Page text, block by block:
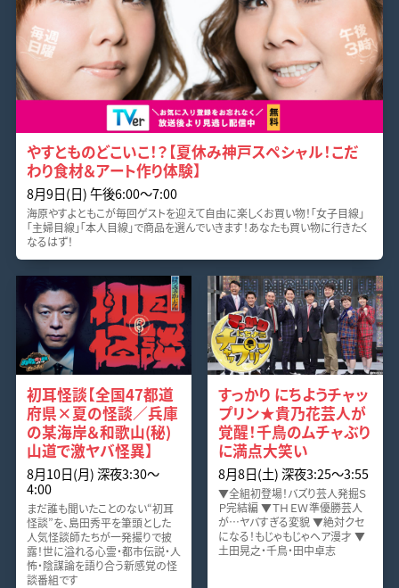
やすとものどこいこ！？【夏休み神戸スペシャル！こだ
わり食材＆アート作り体験】
8月9日(日) 午後6:00〜7:00
海原やすよともこが毎回ゲストを迎えて自由に楽しくお買い物！「女子目線」
「主婦目線」「本人目線」で商品を選んでいきます！あなたも買い物に行きたく
なるはず！
初耳怪談【全国47都道
府県×夏の怪談／兵庫
の某海岸＆和歌山(秘)
山道で激ヤバ怪異】
8月10日(月) 深夜3:30〜
4:00
まだ誰も聞いたことのない“初耳
怪談”を、島田秀平を筆頭とした
人気怪談師たちが一発撮りで披
露！世に溢れる心霊・都市伝説・人
怖・陰謀論を語り合う新感覚の怪
談番組です
すっかり にちようチャッ
プリン★貴乃花芸人が
覚醒！千鳥のムチャぶり
に満点大笑い
8月8日(土) 深夜3:25〜3:55
▼全組初登場！バズり芸人発掘Ｓ
Ｐ完結編 ▼ＴＨＥＷ準優勝芸人
が…ヤバすぎる変貌 ▼絶対クセ
になる！もじゃもじゃヘア漫才 ▼
土田晃之・千鳥・田中卓志